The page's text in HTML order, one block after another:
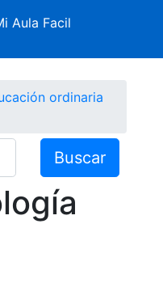
Aula Facil
ordinaria
Buscar